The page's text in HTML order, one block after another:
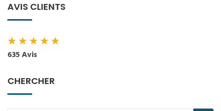
AVIS CLIENTS
★★★★★
635 Avis
CHERCHER